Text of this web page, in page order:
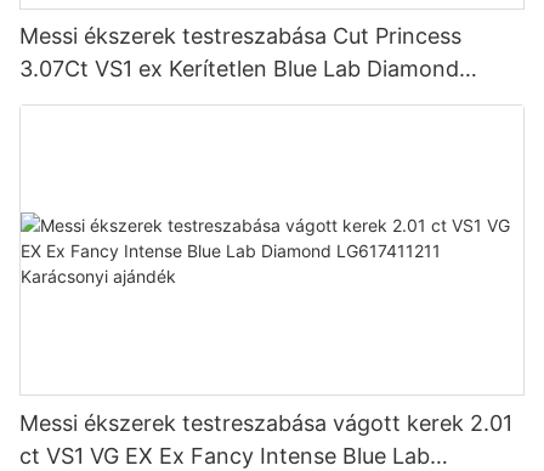
Messi ékszerek testreszabása Cut Princess
3.07Ct VS1 ex Kerítetlen Blue Lab Diamond
LG617411229 Karácsonyi ajándék
Messi ékszerek testreszabása vágott kerek 2.01
ct VS1 VG EX Ex Fancy Intense Blue Lab